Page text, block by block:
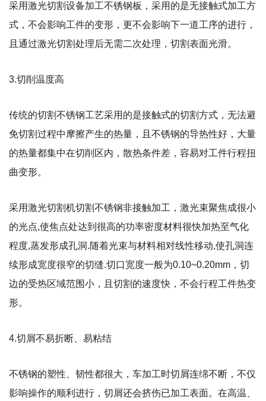
采用激光切割设备加工不锈钢板，采用的是无接触式加工方
式，不会影响工件的变形，更不会影响下一道工序的进行，
且通过激光切割处理后无需二次处理，切割表面光滑。
3.切削温度高
传统的切割不锈钢工艺采用的是接触式的切割方式，无法避
免切割过程中摩擦产生的热量，且不锈钢的导热性好，大量
的热量都集中在切削区内，散热条件差，容易对工件行程扭
曲变形。
采用激光切割机切割不锈钢非接触加工，激光束聚焦成很小
的光点,使焦点处达到很高的功率密度材料很快加热至气化
程度,蒸发形成孔洞.随着光束与材料相对线性移动,使孔洞连
续形成宽度很窄的切缝.切口宽度一般为0.10~0.20mm，切
边的受热区域范围小，且切割的速度快，不会行程工件热变
形。
4.切屑不易折断、易粘结
不锈钢的塑性、韧性都很大，车加工时切屑连绵不断，不仅
影响操作的顺利进行，切屑还会挤伤已加工表面。在高温、